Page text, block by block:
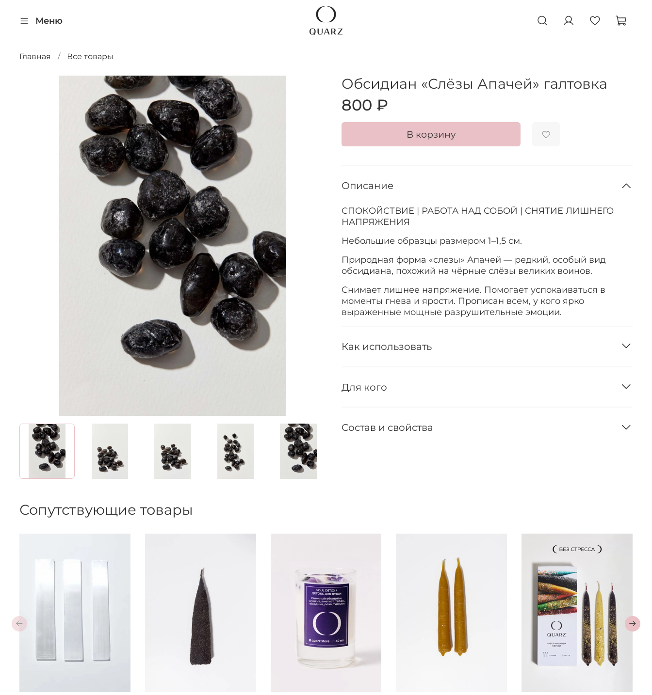
Меню
Главная Все товары
Обсидиан «Слёзы Апачей» галтовка
800 ₽
В корзину
Описание
СПОКОЙСТВИЕ | РАБОТА НАД СОБОЙ | СНЯТИЕ ЛИШНЕГО
НАПРЯЖЕНИЯ
Небольшие образцы размером 1–1,5 см.
Природная форма «слезы» Апачей — редкий, особый вид
обсидиана, похожий на чёрные слёзы великих воинов.
Снимает лишнее напряжение. Помогает успокаиваться в
моменты гнева и ярости. Прописан всем, у кого ярко
выраженные мощные разрушительные эмоции.
Как использовать
Для кого
Состав и свойства
Сопутствующие товары